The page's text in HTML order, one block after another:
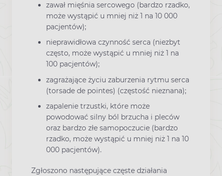
zawał mięśnia sercowego (bardzo rzadko,
może wystąpić u mniej niż 1 na 10 000
pacjentów);
nieprawidłowa czynność serca (niezbyt
często, może wystąpić u mniej niż 1 na
100 pacjentów);
zagrażające życiu zaburzenia rytmu serca
(torsade de pointes) (częstość nieznana);
zapalenie trzustki, które może
powodować silny ból brzucha i pleców
oraz bardzo złe samopoczucie (bardzo
rzadko, może wystąpić u mniej niż 1 na 10
000 pacjentów).
Zgłoszono następujące częste działania